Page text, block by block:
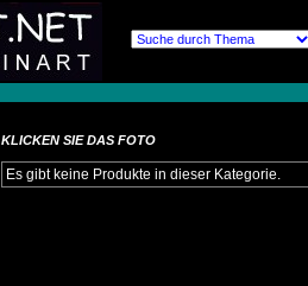
KLICKEN SIE DAS FOTO
Es gibt keine Produkte in dieser Kategorie.